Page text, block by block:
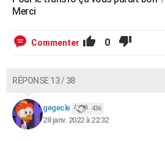
Merci
Commenter 0
RÉPONSE 13 / 38
gegecle 436
28 janv. 2022 à 22:32